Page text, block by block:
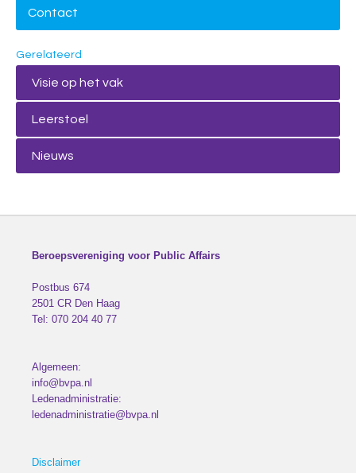
Contact
Gerelateerd
Visie op het vak
Leerstoel
Nieuws
Beroepsvereniging voor Public Affairs
Postbus 674
2501 CR Den Haag
Tel: 070 204 40 77
Algemeen:
info@bvpa.nl
Ledenadministratie:
ledenadministratie@bvpa.nl
Disclaimer